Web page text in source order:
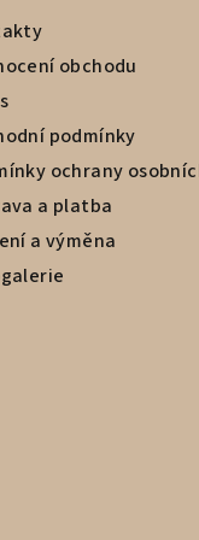
obchodu
podmínky
ochrany
a platba
a výměna